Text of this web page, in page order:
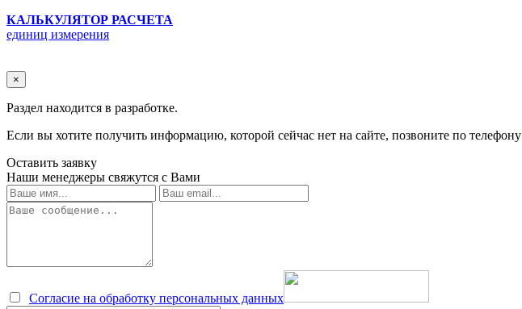
КАЛЬКУЛЯТОР РАСЧЕТА
единиц измерения
×
Раздел находится в разработке.
Если вы хотите получить информацию, которой сейчас нет на сайте, позвоните по телефону
Оставить заявку
Наши менеджеры свяжутся с Вами
Согласие на обработку персональных данных